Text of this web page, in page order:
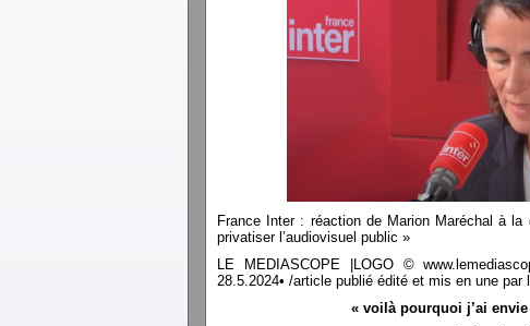
France Inter : réaction de Marion Maréchal à
privatiser l’audiovisuel public »
LE MEDIASCOPE |LOGO ©
28.5.2024• /article publié édité et mis en une
« voilà pourquoi j’ai